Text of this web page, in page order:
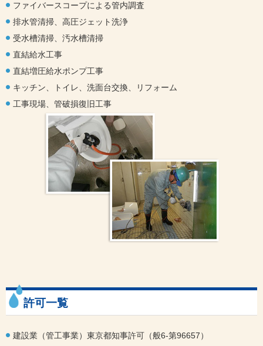
ファイバースコープによる管内調査
排水管清掃、高圧ジェット洗浄
受水槽清掃、汚水槽清掃
直結給水工事
直結増圧給水ポンプ工事
キッチン、トイレ、洗面台交換、リフォーム
工事現場、管破損復旧工事
許可一覧
建設業（管工事業）東京都知事許可（般6-第96657）